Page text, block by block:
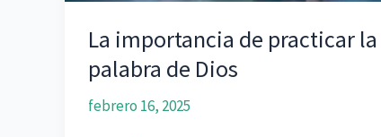
La importancia de practicar la
palabra de Dios
febrero 16, 2025